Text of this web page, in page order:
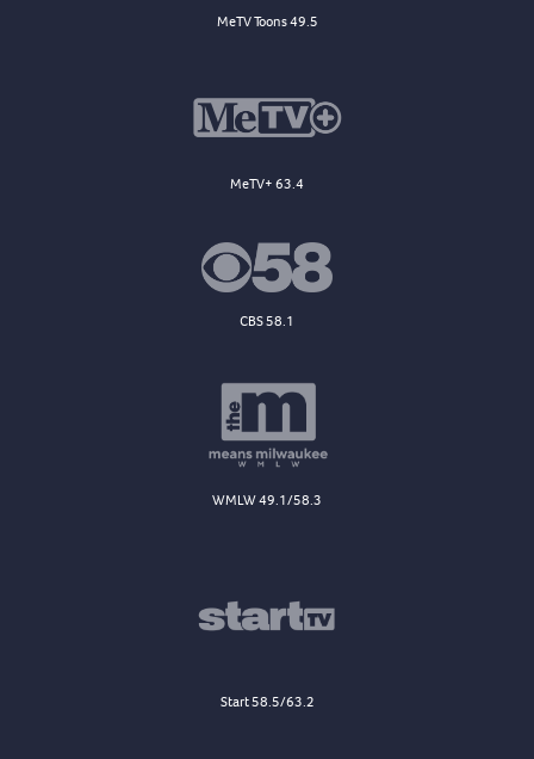
MeTV Toons 49.5
MeTV+ 63.4
CBS 58.1
WMLW 49.1/58.3
Start 58.5/63.2